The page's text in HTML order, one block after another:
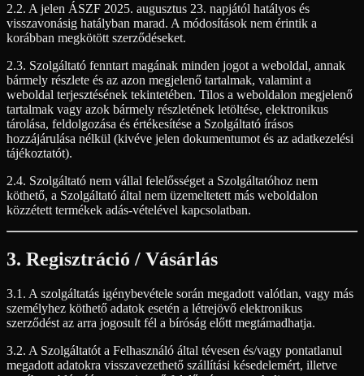
2.2. A jelen ÁSZF 2025. augusztus 23. napjától hatályos és
visszavonásig hatályban marad. A módosítások nem érintik a
korábban megkötött szerződéseket.
2.3. Szolgáltató fenntart magának minden jogot a weboldal, annak
bármely részlete és az azon megjelenő tartalmak, valamint a
weboldal terjesztésének tekintetében. Tilos a weboldalon megjelenő
tartalmak vagy azok bármely részletének letöltése, elektronikus
tárolása, feldolgozása és értékesítése a Szolgáltató írásos
hozzájárulása nélkül (kivéve jelen dokumentumot és az adatkezelési
tájékoztatót).
2.4. Szolgáltató nem vállal felelősséget a Szolgáltatóhoz nem
köthető, a Szolgáltató által nem üzemeltetett más weboldalon
közzétett termékek adás-vételével kapcsolatban.
3. Regisztráció / Vásárlás
3.1. A szolgáltatás igénybevétele során megadott valótlan, vagy más
személyhez köthető adatok esetén a létrejövő elektronikus
szerződést az arra jogosult fél a bíróság előtt megtámadhatja.
3.2. A Szolgáltatót a Felhasználó által tévesen és/vagy pontatlanul
megadott adatokra visszavezethető szállítási késedelemért, illetve